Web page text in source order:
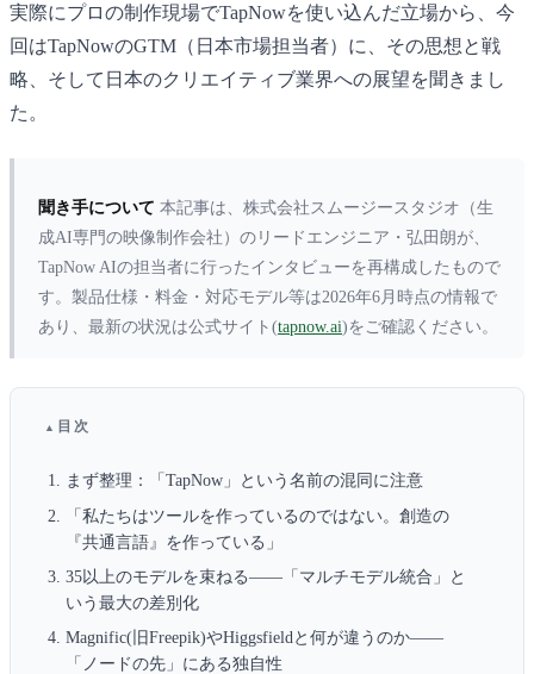
実際にプロの制作現場でTapNowを使い込んだ立場から、今
回はTapNowのGTM（日本市場担当者）に、その思想と戦
略、そして日本のクリエイティブ業界への展望を聞きまし
た。
聞き手について 本記事は、株式会社スムージースタジオ（生
成AI専門の映像制作会社）のリードエンジニア・弘田朗が、
TapNow AIの担当者に行ったインタビューを再構成したもので
す。製品仕様・料金・対応モデル等は2026年6月時点の情報で
あり、最新の状況は公式サイト(tapnow.ai)をご確認ください。
目次
まず整理：「TapNow」という名前の混同に注意
「私たちはツールを作っているのではない。創造の
『共通言語』を作っている」
35以上のモデルを束ねる——「マルチモデル統合」と
いう最大の差別化
Magnific(旧Freepik)やHiggsfieldと何が違うのか——
「ノードの先」にある独自性